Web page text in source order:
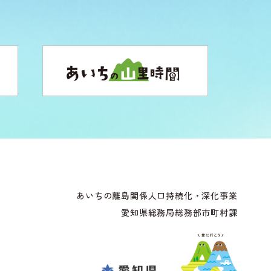
あいちの離島関係人口持続化・深化事業
愛知県総務局総務部市町村課